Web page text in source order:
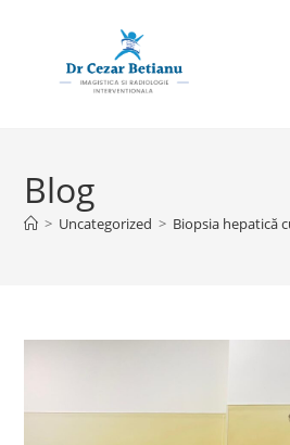
Blog
> Uncategorized > Biopsia hepatică